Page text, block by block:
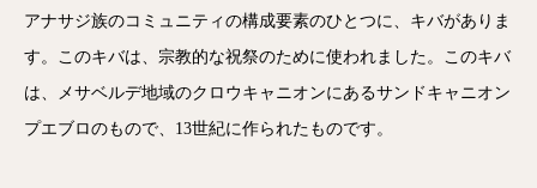
アナサジ族のコミュニティの構成要素のひとつに、キバがありま
す。このキバは、宗教的な祝祭のために使われました。このキバ
は、メサベルデ地域のクロウキャニオンにあるサンドキャニオン
プエブロのもので、13世紀に作られたものです。